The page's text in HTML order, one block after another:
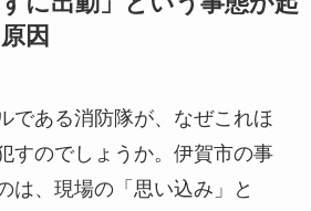
因
である消防隊が、なぜこれほ
すのでしょうか。伊賀市の事
は、現場の「思い込み」と